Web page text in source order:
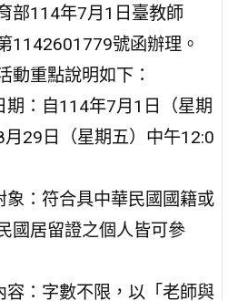
部114年7月1日臺教師
1142601779號函辦理。
動重點說明如下：
期：自114年7月1日（星期
月29日（星期五）中午12:0
象：符合具中華民國國籍或
國居留證之個人皆可參
容：字數不限，以「老師與